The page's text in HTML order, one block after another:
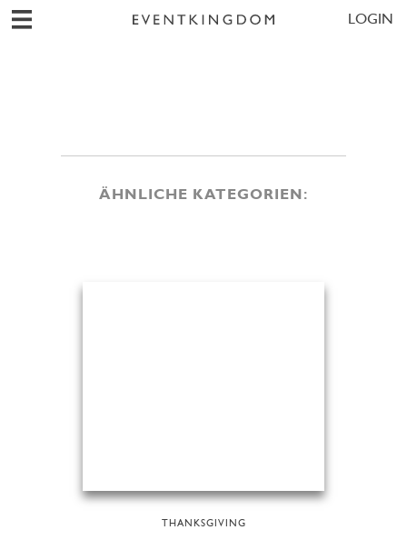
LOGIN
ÄHNLICHE KATEGORIEN:
THANKSGIVING